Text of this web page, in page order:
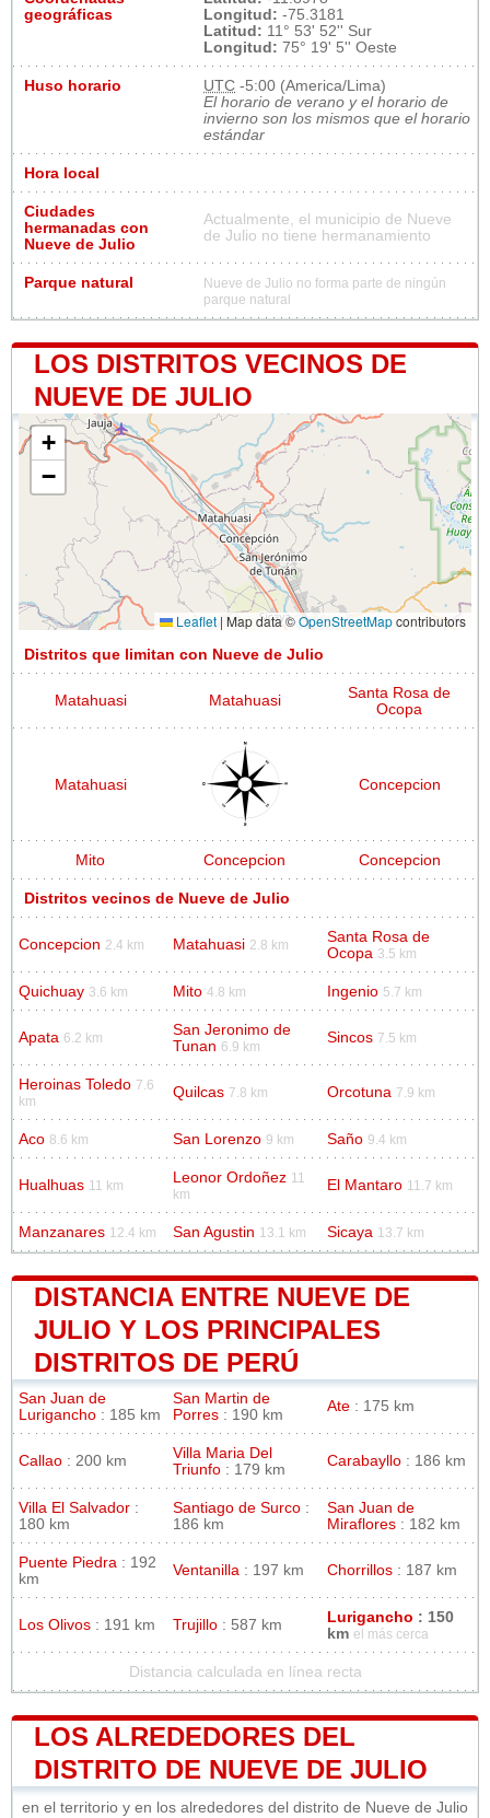
geográficas
Longitud: -75.3181
Latitud: 11° 53' 52'' Sur
Longitud: 75° 19' 5'' Oeste
Huso horario UTC -5:00 (America/Lima)
El horario de verano y el horario de
invierno son los mismos que el horario
estándar
Hora local
Ciudades
hermanadas con
Nueve de Julio
Actualmente, el municipio de Nueve
de Julio no tiene hermanamiento
Parque natural
Nueve de Julio no forma parte de ningún
parque natural
LOS DISTRITOS VECINOS DE
NUEVE DE JULIO
+
−
Leaflet | Map data ©OpenStreetMapcontributors
Distritos que limitan con Nueve de Julio
Matahuasi Matahuasi
Santa Rosa de
Ocopa
Matahuasi Concepcion
Mito Concepcion Concepcion
Distritos vecinos de Nueve de Julio
Concepcion 2.4 km Matahuasi 2.8 km
Santa Rosa de
Ocopa 3.5 km
Quichuay 3.6 km Mito 4.8 km Ingenio 5.7 km
Apata 6.2 km
San Jeronimo de
Tunan 6.9 km
Sincos 7.5 km
Heroinas Toledo 7.6
km
Quilcas 7.8 km Orcotuna 7.9 km
Aco 8.6 km San Lorenzo 9 km Saño 9.4 km
Hualhuas 11 km Leonor Ordoñez 11
km
El Mantaro 11.7 km
Manzanares 12.4 km San Agustin 13.1 km Sicaya 13.7 km
DISTANCIA ENTRE NUEVE DE
JULIO Y LOS PRINCIPALES
DISTRITOS DE PERÚ
San Juan de
Lurigancho : 185 km
San Martin de
Porres : 190 km
Ate : 175 km
Callao : 200 km
Villa Maria Del
Triunfo : 179 km
Carabayllo : 186 km
Villa El Salvador :
180 km
Santiago de Surco :
186 km
San Juan de
Miraflores : 182 km
Puente Piedra : 192
km
Ventanilla : 197 km Chorrillos : 187 km
Los Olivos : 191 km Trujillo : 587 km Lurigancho : 150
km el más cerca
Distancia calculada en línea recta
LOS ALREDEDORES DEL
DISTRITO DE NUEVE DE JULIO
en el territorio y en los alrededores del distrito de Nueve de Julio